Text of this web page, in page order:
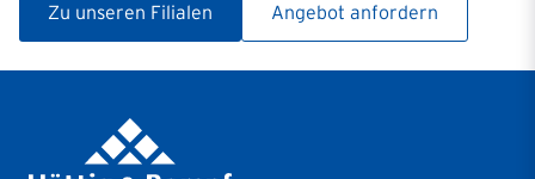
Zu unseren Filialen Angebot anfordern